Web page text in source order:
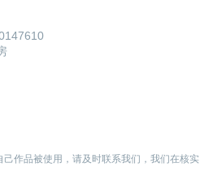
作品被使用，请及时联系我们，我们在核实